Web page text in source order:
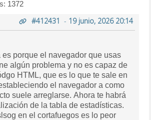
1372
#412431 - 19 junio, 2026 20:14
es porque el navegador que usas
algún problema y no es capaz de
HTML, que es lo que te sale en
el navegador a como
suele arreglarse. Ahora te habrá
de la tabla de estadísticas.
en el cortafuegos es lo peor